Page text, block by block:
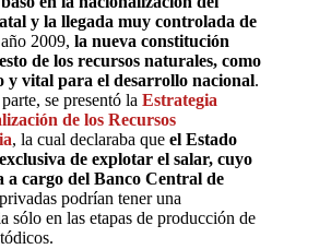
y la llegada muy controlada de
2009, la nueva constitución
de los recursos naturales, como
y vital para el desarrollo nacional.
se presentó la Estrategia
de los Recursos
, la cual declaraba que el Estado
de explotar el salar, cuyo
a cargo del Banco Central de
podrían tener una
sólo en las etapas de producción de